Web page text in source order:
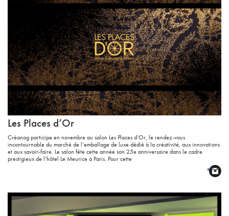
Les Places d’Or
Créanog participe en novembre au salon Les Places d’Or, le rendez-vous
incontournable du marché de l’emballage de luxe dédié à la créativité, aux innovations
et aux savoir-faire. Le salon fête cette année son 25e anniversaire dans le cadre
prestigieux de l’hôtel Le Meurice à Paris. Pour cette